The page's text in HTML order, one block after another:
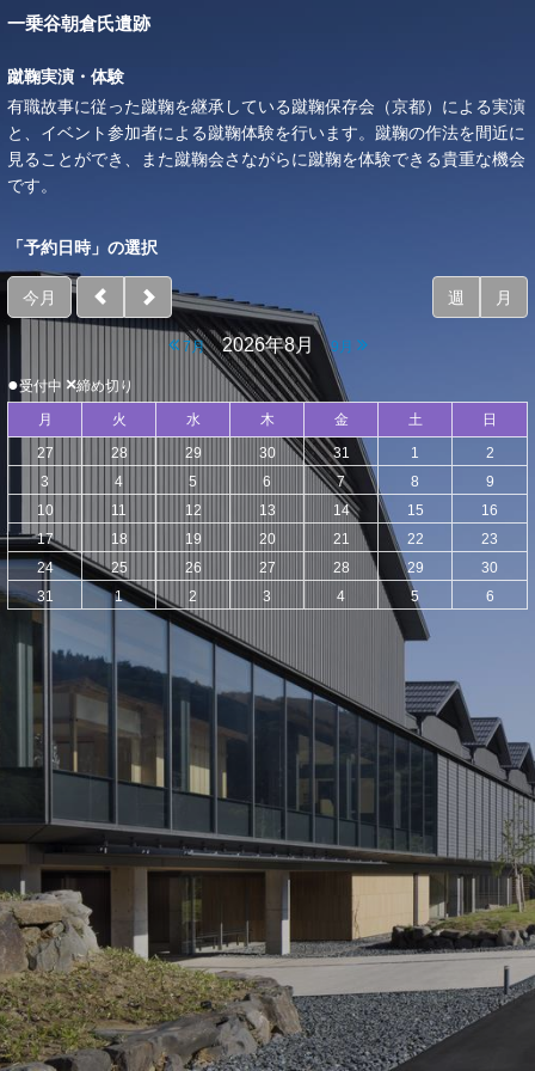
一乗谷朝倉氏遺跡
蹴鞠実演・体験
有職故事に従った蹴鞠を継承している蹴鞠保存会（京都）による実演
と、イベント参加者による蹴鞠体験を行います。蹴鞠の作法を間近に
見ることができ、また蹴鞠会さながらに蹴鞠を体験できる貴重な機会
です。
「予約日時」の選択
今月
7月 2026年8月 9月
週 月
●受付中 ×締め切り
月
火 水 木 金 土
日
27
28 29 30 31 1
2
3
4 5 6 7 8
9
10
11 12 13 14 15
16
17
18 19 20 21 22
23
24
25 26 27 28 29
30
31
1 2 3 4 5 6